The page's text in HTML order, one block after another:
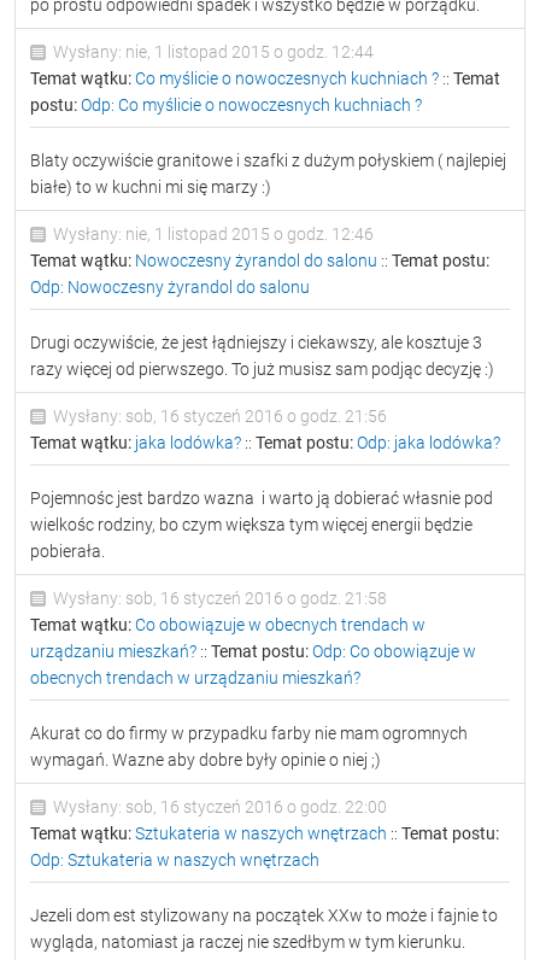
po prostu odpowiedni spadek i wszystko będzie w porządku.
Wysłany: nie, 1 listopad 2015 o godz. 12:44
Temat wątku:Co myślicie o nowoczesnych kuchniach ? :: Temat
postu:Odp: Co myślicie o nowoczesnych kuchniach ?
Blaty oczywiście granitowe i szafki z dużym połyskiem ( najlepiej
białe) to w kuchni mi się marzy :)
Wysłany: nie, 1 listopad 2015 o godz. 12:46
Temat wątku: Nowoczesny żyrandol do salonu :: Temat postu:
Odp: Nowoczesny żyrandol do salonu
Drugi oczywiście, że jest łądniejszy i ciekawszy, ale kosztuje 3
razy więcej od pierwszego. To już musisz sam podjąc decyzję :)
Wysłany: sob, 16 styczeń 2016 o godz. 21:56
Temat wątku: jaka lodówka? :: Temat postu:Odp: jaka lodówka?
Pojemnośc jest bardzo wazna i warto ją dobierać własnie pod
wielkośc rodziny, bo czym większa tym więcej energii będzie
pobierała.
Wysłany: sob, 16 styczeń 2016 o godz. 21:58
Temat wątku:Co obowiązuje w obecnych trendach w
urządzaniu mieszkań? :: Temat postu:Odp: Co obowiązuje w
obecnych trendach w urządzaniu mieszkań?
Akurat co do firmy w przypadku farby nie mam ogromnych
wymagań. Wazne aby dobre były opinie o niej ;)
Wysłany: sob, 16 styczeń 2016 o godz. 22:00
Temat wątku:Sztukateria w naszych wnętrzach :: Temat postu:
Odp: Sztukateria w naszych wnętrzach
Jezeli dom est stylizowany na początek XXw to może i fajnie to
wygląda, natomiast ja raczej nie szedłbym w tym kierunku.